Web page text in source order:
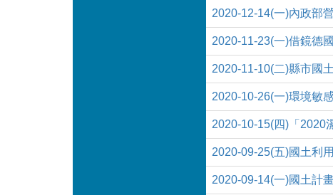
2020-12-14(一)內政部
2020-11-23(一)借鏡德
2020-11-10(二)縣市國
2020-10-26(一)環境敏
2020-10-15(四)「2020
2020-09-25(五)國土利
2020-09-14(一)國土計